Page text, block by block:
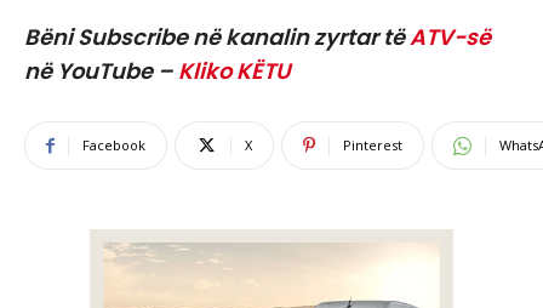
Bëni Subscribe në kanalin zyrtar tëATV-së
në YouTube – Kliko KËTU
Facebook X Pinterest